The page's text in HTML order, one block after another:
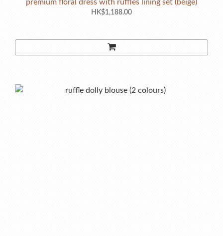
premium floral dress with ruffles lining set (beige)
HK$1,188.00